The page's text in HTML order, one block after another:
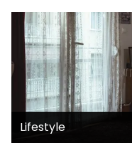
Lifestyle